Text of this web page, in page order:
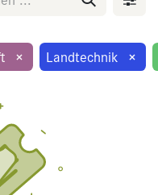
× Landtechnik ×